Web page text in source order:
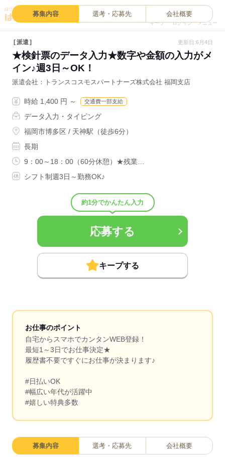
キープ ログイン メニュー
募集内容 選考・応募先 会社概要
派遣 更新日:6月4日
★検針票のデータ入力★数字や金額の入力がメ
イン♪週3日～OK！
派遣会社 トランスコスモスパートナーズ株式会社 福岡支店
時給 1,400 円 ～ 交通費一部支給
データ入力・タイピング
福岡市博多区 / 天神駅（徒歩6分）
長期
9：00～18：00（60分休憩）★残業…
シフト制週3日～勤務OK♪
約1分でかんたん入力
応募する
キープする
お仕事のポイント
自宅からスマホでカンタンWEB登録！
最短1～3日でお仕事決定★
履歴書不要ですぐにお仕事が決まります♪
#日払いOK
#幅広い年代が活躍中
#嬉しい特典多数
募集内容 選考・応募先 会社概要